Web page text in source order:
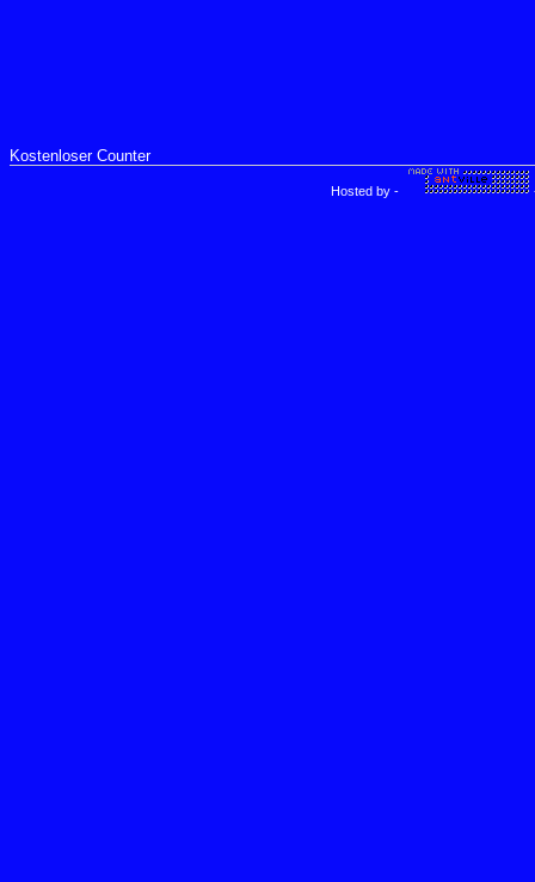
Kostenloser Counter
Hosted by -